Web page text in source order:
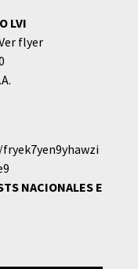
LVI
flyer
NACIONALES E